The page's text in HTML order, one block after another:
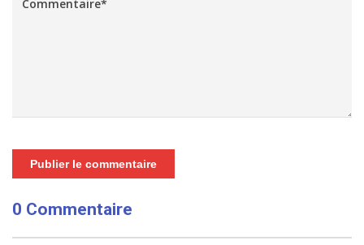
Publier le commentaire
0 Commentaire